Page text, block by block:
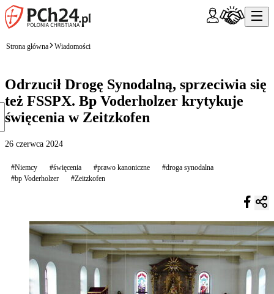
Strona główna Wiadomości
Odrzucił Drogę Synodalną, sprzeciwia się
też FSSPX. Bp Voderholzer krytykuje
święcenia w Zeitzkofen
26 czerwca 2024
#Niemcy #święcenia #prawo kanoniczne
#droga synodalna
#bp Voderholzer
#Zeitzkofen